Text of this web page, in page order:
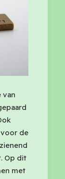
van
de
Op dit
met